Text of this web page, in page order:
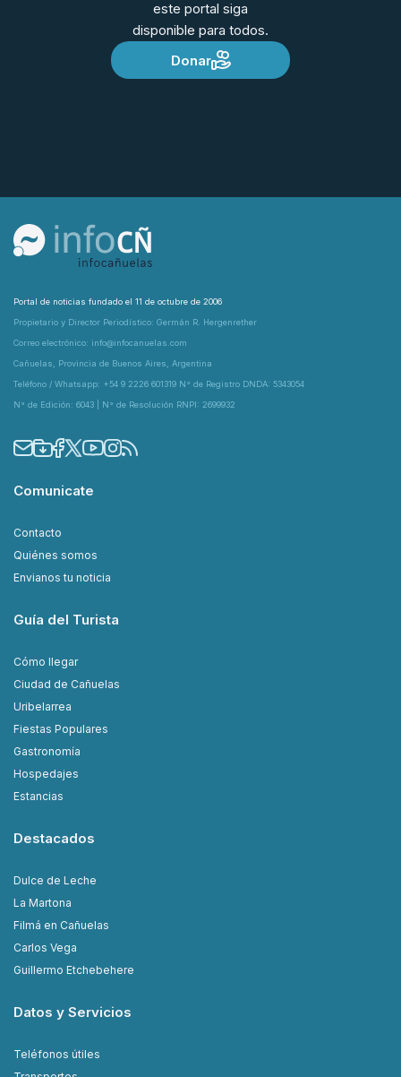
este portal siga
disponible para todos.
Donar
Portal de noticias fundado el 11 de octubre de 2006
Propietario y Director Periodístico: Germán R. Hergenrether
Correo electrónico: info@infocanuelas.com
Cañuelas, Provincia de Buenos Aires, Argentina
Teléfono / Whatsapp: +54 9 2226 601319 N° de Registro DNDA: 5343054
N° de Edición: 6043 | N° de Resolución RNPI: 2699932
Comunicate
Contacto
Quiénes somos
Envianos tu noticia
Guía del Turista
Cómo llegar
Ciudad de Cañuelas
Uribelarrea
Fiestas Populares
Gastronomía
Hospedajes
Estancias
Destacados
Dulce de Leche
La Martona
Filmá en Cañuelas
Carlos Vega
Guillermo Etchebehere
Datos y Servicios
Teléfonos útiles